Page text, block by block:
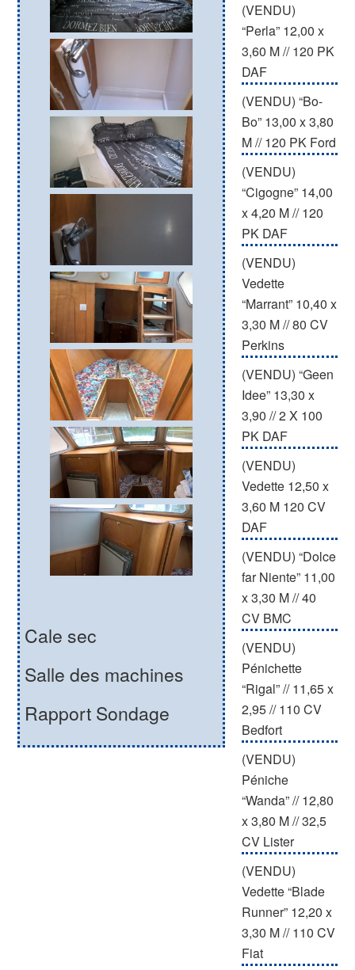
Cale sec
Salle des machines
Rapport Sondage
(VENDU)
“Perla” 12,00 x
3,60 M // 120 PK
DAF
(VENDU) “Bo-
Bo” 13,00 x 3,80
M // 120 PK Ford
(VENDU)
“Cigogne” 14,00
x 4,20 M // 120
PK DAF
(VENDU)
Vedette
“Marrant” 10,40 x
3,30 M // 80 CV
Perkins
(VENDU) “Geen
Idee” 13,30 x
3,90 // 2 X 100
PK DAF
(VENDU)
Vedette 12,50 x
3,60 M 120 CV
DAF
(VENDU) “Dolce
far Niente” 11,00
x 3,30 M // 40
CV BMC
(VENDU)
Pénichette
“Rigal” // 11,65 x
2,95 // 110 CV
Bedfort
(VENDU)
Péniche
“Wanda” // 12,80
x 3,80 M // 32,5
CV Lister
(VENDU)
Vedette “Blade
Runner” 12,20 x
3,30 M // 110 CV
Fiat